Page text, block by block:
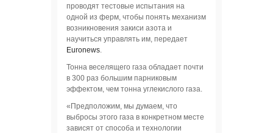
проводят тестовые испытания на
одной из ферм, чтобы понять механизм
возникновения закиси азота и
научиться управлять им, передает
Euronews.
Тонна веселящего газа обладает почти
в 300 раз большим парниковым
эффектом, чем тонна углекислого газа.
«Предположим, мы думаем, что
выбросы этого газа в конкретном месте
зависят от способа и технологии